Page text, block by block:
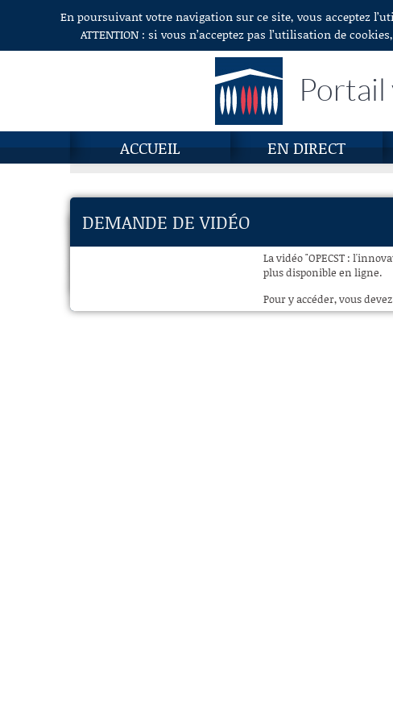
Aller au contenuEn poursuivant votre navigation sur ce site, vous acceptez
ATTENTION : si vous n’acceptez pas l’utilisation de
Portail
ACCUEIL EN DIRECT
DEMANDE DE VIDÉO
La vidéo "OPECST :
plus disponible en ligne.
Pour y accéder, vous